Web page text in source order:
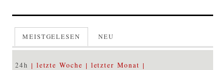
MEISTGELESEN NEU
24h letzte Woche letzter Monat